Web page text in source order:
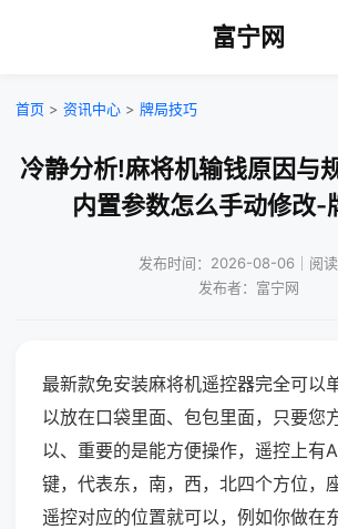
富宁网
首页 > 资讯中心 > 牌局技巧
冷静分析!麻将机输钱原因与
内置参数怎么手动修改-
发布时间：2026-08-06｜阅读
发布者：富宁网
最新款免安装麻将机遥控器完全可以
以放在口袋里面、包包里面，只要您
以、重要的是能方便操作，遥控上有
键，代表东，南，西，北四个方位，
遥控对应的位置就可以，例如你做在